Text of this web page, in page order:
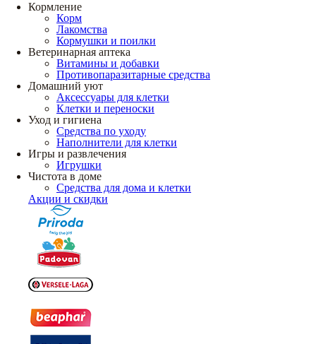
Кормление
Корм
Лакомства
Кормушки и поилки
Ветеринарная аптека
Витамины и добавки
Противопаразитарные средства
Домашний уют
Аксессуары для клетки
Клетки и переноски
Уход и гигиена
Средства по уходу
Наполнители для клетки
Игры и развлечения
Игрушки
Чистота в доме
Средства для дома и клетки
Акции и скидки